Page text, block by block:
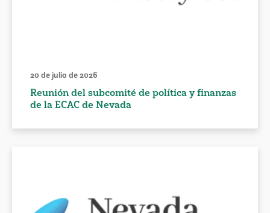
20 de julio de 2026
Reunión del subcomité de política y finanzas
de la ECAC de Nevada